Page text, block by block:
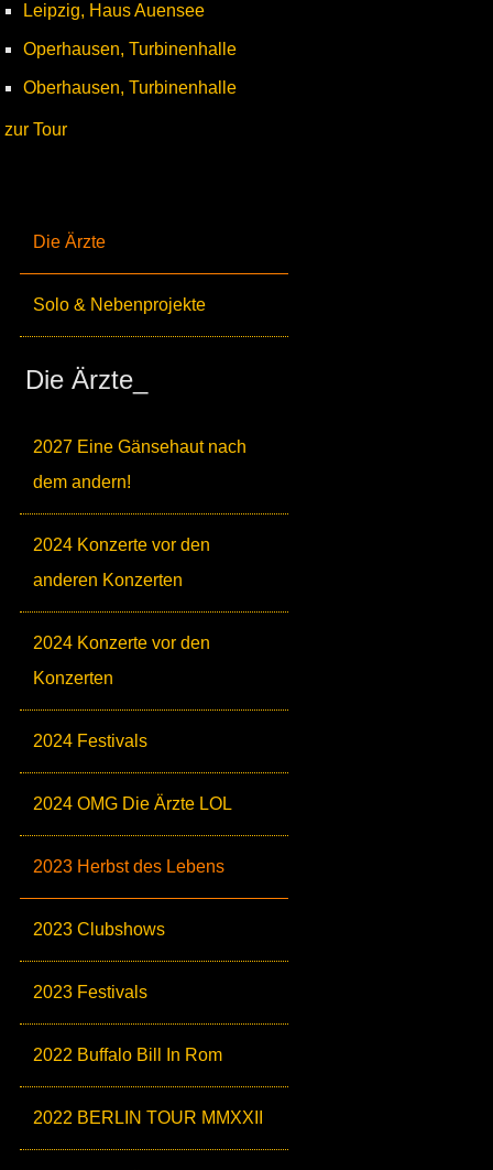
Die Ärzte
Solo & Nebenprojekte
Die Ärzte_
2027 Eine Gänsehaut nach
dem andern!
2024 Konzerte vor den
anderen Konzerten
2024 Konzerte vor den
Konzerten
2024 Festivals
2024 OMG Die Ärzte LOL
2023 Herbst des Lebens
2023 Clubshows
2023 Festivals
2022 Buffalo Bill In Rom
2022 BERLIN TOUR MMXXII
Leipzig, Haus Auensee
Operhausen, Turbinenhalle
Oberhausen, Turbinenhalle
zur Tour